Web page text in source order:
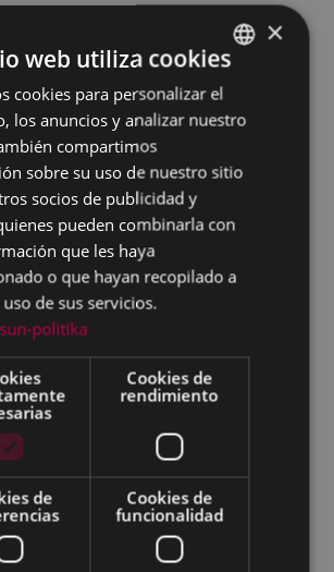
del grupo de Fotografía del
Eibar.
/ Jose Vila / Jose Luis Irigoien /
/ Jose Ignacio de Castro / Juan
/ Pedro Arriola / Jose Valderrey
/ Zigor Astigarraga / Fernando
Manuel Lucena / Enrique
BASQUE
SPANISH
×
web utiliza cookies
cookies para personalizar el
los anuncios y analizar nuestro
compartimos
sobre su uso de nuestro sitio
socios de publicidad y
pueden combinarla con
que les haya
o que hayan recopilado a
de sus servicios.
politika
Cookies de
rendimiento
de
Cookies de
funcionalidad